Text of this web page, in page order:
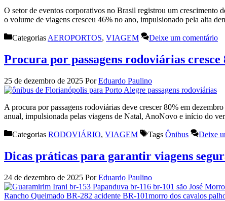
O setor de eventos corporativos no Brasil registrou um crescimento
o volume de viagens cresceu 46% no ano, impulsionado pela alta
CategoriasAEROPORTOS, VIAGEM Deixe um comentário
Procura por passagens rodoviárias
25 de dezembro de 2025 PorEduardo Paulino
A procura por passagens rodoviárias deve crescer 80% em
anual, impulsionada pelas viagens de Natal, AnoNovo e início do
Categorias RODOVIÁRIO, VIAGEM Tags Ônibus Deixe
Dicas práticas para garantir viagens
24 de dezembro de 2025 PorEduardo Paulino